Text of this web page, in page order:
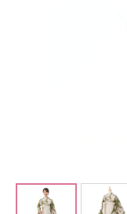
ジュニア着物レンタル